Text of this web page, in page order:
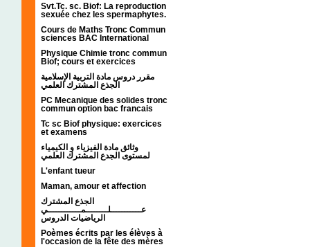
Svt.Tc. sc. Biof: La reproduction
sexuée chez les spermaphytes.
Cours de Maths Tronc Commun
sciences BAC International
Physique Chimie tronc commun
Biof; cours et exercices
مقرر دروس مادة التربية الإسلامية
الجذع المشترك العلمي
PC Mecanique des solides tronc
commun option bac francais
Tc sc Biof physique: exercices
et examens
وثائق مادة الفيزياء و الكيمياء
L'enfant tueur
Maman, amour et affection
الجذع المشترك
عـــــــــــلــــــــمــــــــــــي
الرياضيات الدروس
Poèmes écrits par les élèves à
l'occasion de la fête des mères